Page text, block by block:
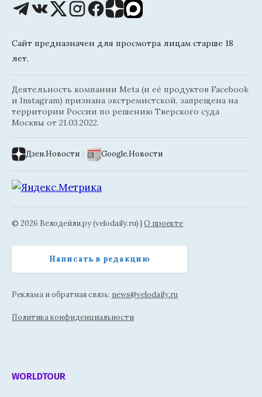
Сайт предназначен для просмотра лицам старше 18
лет.
Деятельность компании Meta (и её продуктов Facebook
и Instagram) признана экстремистской, запрещена на
территории России по решению Тверского суда
Москвы от 21.03.2022.
Дзен.Новости | Google.Новости
© 2026 Велодейли.ру (velodaily.ru) | О проекте
Написать в редакцию
Реклама и обратная связь: news@velodaily.ru
Политика конфиденциальности
WORLDTOUR